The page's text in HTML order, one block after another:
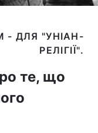
- ДЛЯ "УНІАН-
те, що